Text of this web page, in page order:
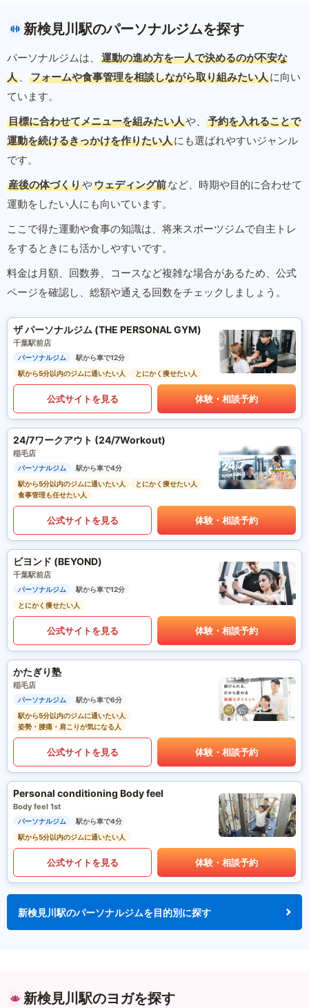
新検見川駅のパーソナルジムを探す
パーソナルジムは、
運動の進め方を一人で決めるのが不安な
人 、 フォームや食事管理を相談しながら取り組みたい人に向い
ています。
目標に合わせてメニューを組みたい人や、
予約を入れることで
運動を続けるきっかけを作りたい人にも選ばれやすいジャンル
です。
産後の体づくりやウェディング前など、時期や目的に合わせて
運動をしたい人にも向いています。
ここで得た運動や食事の知識は、将来スポーツジムで自主トレ
をするときにも活かしやすいです。
料金は月額、回数券、コースなど複雑な場合があるため、公式
ページを確認し、総額や通える回数をチェックしましょう。
ザ パーソナルジム (THE PERSONAL GYM)
千葉駅前店
パーソナルジム
駅から車で12分
駅から5分以内のジムに通いたい人
とにかく痩せたい人
公式サイトを見る 体験・相談予約
24/7ワークアウト (24/7Workout)
稲毛店
パーソナルジム
駅から車で4分
駅から5分以内のジムに通いたい人
とにかく痩せたい人
食事管理も任せたい人
公式サイトを見る 体験・相談予約
ビヨンド (BEYOND)
千葉駅前店
パーソナルジム
駅から車で12分
とにかく痩せたい人
公式サイトを見る 体験・相談予約
かたぎり塾
稲毛店
パーソナルジム
駅から車で6分
駅から5分以内のジムに通いたい人
姿勢・腰痛・肩こりが気になる人
公式サイトを見る 体験・相談予約
Personal conditioning Body feel
Body feel 1st
パーソナルジム
駅から車で4分
駅から5分以内のジムに通いたい人
公式サイトを見る 体験・相談予約
新検見川駅のパーソナルジムを目的別に探す
新検見川駅のヨガを探す